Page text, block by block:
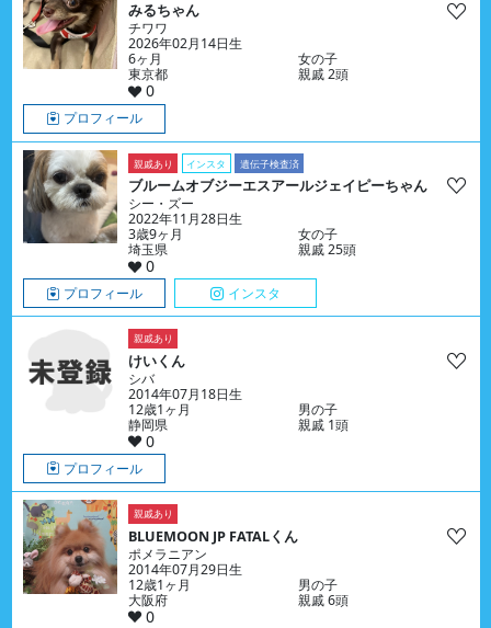
みるちゃん
チワワ
2026年02月14日生
6ヶ月
女の子
東京都
親戚 2頭
0
プロフィール
親戚あり インスタ 遺伝子検査済
ブルームオブジーエスアールジェイピーちゃん
シー・ズー
2022年11月28日生
3歳9ヶ月
女の子
埼玉県
親戚 25頭
0
プロフィール インスタ
親戚あり
けいくん
シバ
2014年07月18日生
12歳1ヶ月
男の子
静岡県
親戚 1頭
0
プロフィール
親戚あり
BLUEMOON JP FATALくん
ポメラニアン
2014年07月29日生
12歳1ヶ月
男の子
大阪府
親戚 6頭
0